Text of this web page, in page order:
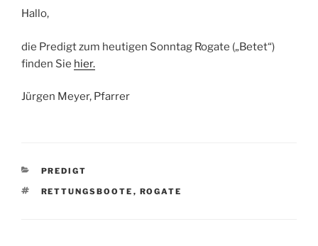
Hallo,
die Predigt zum heutigen Sonntag Rogate („Betet“)
finden Sie hier.
Jürgen Meyer, Pfarrer
KATEGORIEN
PREDIGT
SCHLAGWÖRTER
RETTUNGSBOOTE , ROGATE